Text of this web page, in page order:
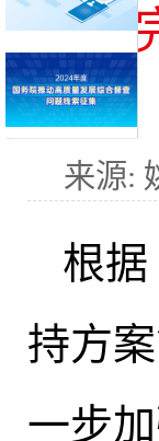
设施
来源:
根
持方
一步